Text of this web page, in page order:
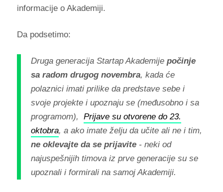
informacije o Akademiji.
Da podsetimo:
Druga generacija Startap Akademije počinje
sa radom drugog novembra, kada će
polaznici imati prilike da predstave sebe i
svoje projekte i upoznaju se (međusobno i sa
programom), Prijave su otvorene do 23.
oktobra, a ako imate želju da učite ali ne i tim,
ne oklevajte da se prijavite- neki od
najuspešnijih timova iz prve generacije su se
upoznali i formirali na samoj Akademiji.